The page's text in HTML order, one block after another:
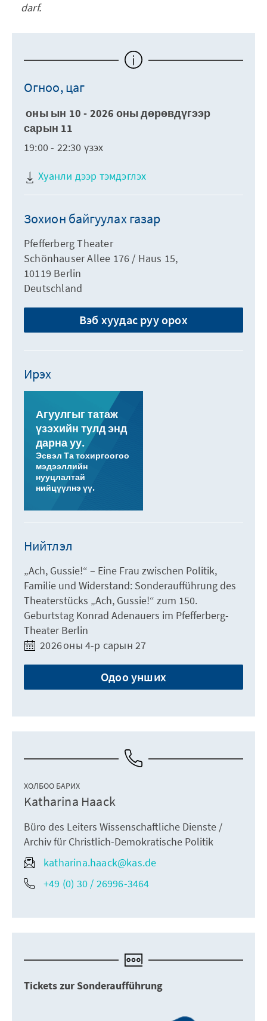
darf.
Огноо, цаг
оны ын 10 - 2026 оны дөрөвдүгээр
сарын 11
19:00 - 22:30 үзэх
Хуанли дээр тэмдэглэх
Зохион байгуулах газар
Pfefferberg Theater
Schönhauser Allee 176 / Haus 15,
10119 Berlin
Deutschland
Вэб хуудас руу орох
Ирэх
Агуулгыг татаж
үзэхийн тулд энд
дарна уу.
Эсвэл Та тохиргоогоо
мэдээллийн
нууцлалтай
нийцүүлнэ үү.
Нийтлэл
„Ach, Gussie!“ – Eine Frau zwischen Politik,
Familie und Widerstand: Sonderaufführung des
Theaterstücks „Ach, Gussie!“ zum 150.
Geburtstag Konrad Adenauers im Pfefferberg-
Theater Berlin
2026 оны 4-р сарын 27
Одоо унших
ХОЛБОО БАРИХ
Katharina Haack
Büro des Leiters Wissenschaftliche Dienste /
Archiv für Christlich-Demokratische Politik
katharina.haack@kas.de
+49 (0) 30 / 26996-3464
Tickets zur Sonderaufführung